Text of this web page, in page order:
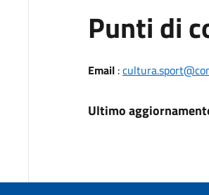
Punti di
Email:
Ultimo